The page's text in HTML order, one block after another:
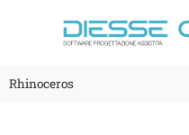
Rhinoceros